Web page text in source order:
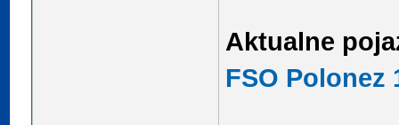
Aktualne
FSO Polonez